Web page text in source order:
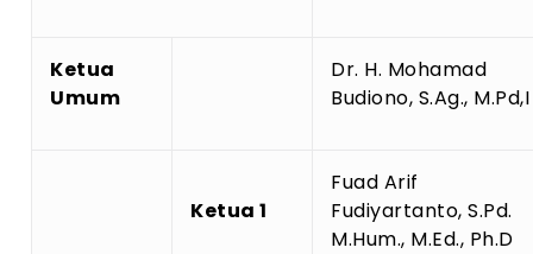
Ketua
Umum
Dr. H. Mohamad
Budiono, S.Ag., M.Pd,I
Ketua 1
Fuad Arif
Fudiyartanto, S.Pd.
M.Hum., M.Ed., Ph.D